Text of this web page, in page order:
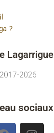
?
Lagarrigue
2017-2026
sociaux